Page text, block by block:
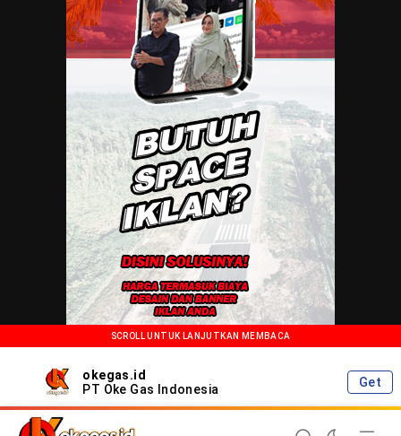
SCROLL UNTUK LANJUTKAN MEMBACA
okegas.id
PT Oke Gas Indonesia
Get